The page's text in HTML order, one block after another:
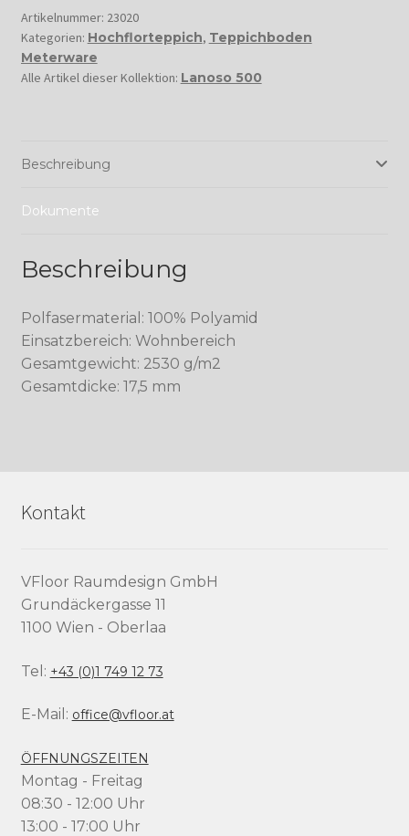
Artikelnummer: 23020
Kategorien: Hochflorteppich, Teppichboden
Meterware
Alle Artikel dieser Kollektion: Lanoso 500
Beschreibung
Dokumente
Beschreibung
Polfasermaterial: 100% Polyamid
Einsatzbereich: Wohnbereich
Gesamtgewicht: 2530 g/m2
Gesamtdicke: 17,5 mm
Kontakt
VFloor Raumdesign GmbH
Grundäckergasse 11
1100 Wien - Oberlaa
Tel: +43 (0)1 749 12 73
E-Mail: office@vfloor.at
ÖFFNUNGSZEITEN
Montag - Freitag
08:30 - 12:00 Uhr
13:00 - 17:00 Uhr